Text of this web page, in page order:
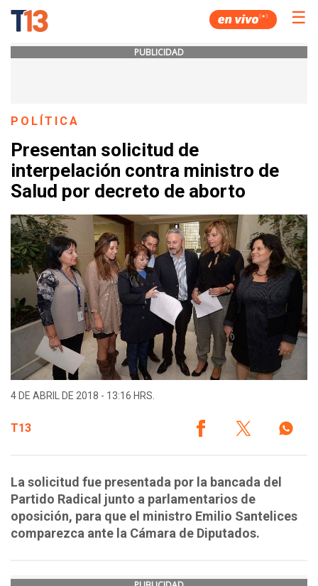
☰
PUBLICIDAD
POLÍTICA
Presentan solicitud de
interpelación contra ministro de
Salud por decreto de aborto
4 DE ABRIL DE 2018 - 13:16 HRS.
T13
La solicitud fue presentada por la bancada del
Partido Radical junto a parlamentarios de
oposición, para que el ministro Emilio Santelices
comparezca ante la Cámara de Diputados.